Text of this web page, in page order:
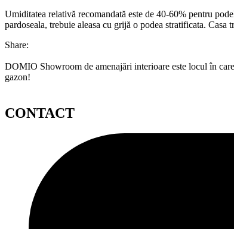
Umiditatea relativă recomandată este de 40-60% pentru
pardoseala, trebuie aleasa cu grijă o podea stratificata.
Share:
DOMIO Showroom de amenajări interioare este locul în
gazon!
CONTACT